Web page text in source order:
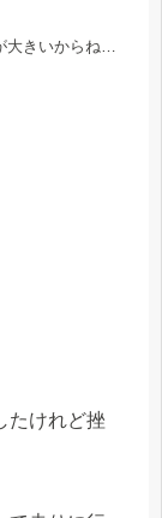
大きいからね…
たけれど挫